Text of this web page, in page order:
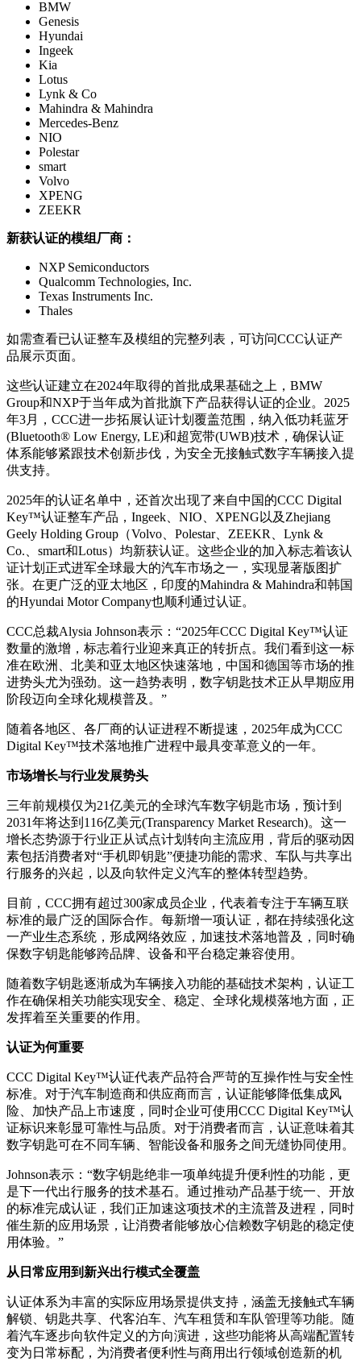
BMW
Genesis
Hyundai
Ingeek
Kia
Lotus
Lynk & Co
Mahindra & Mahindra
Mercedes-Benz
NIO
Polestar
smart
Volvo
XPENG
ZEEKR
新获认证的模组厂商：
NXP Semiconductors
Qualcomm Technologies, Inc.
Texas Instruments Inc.
Thales
如需查看已认证整车及模组的完整列表，可访问CCC认证产
品展示页面。
这些认证建立在2024年取得的首批成果基础之上，BMW
Group和NXP于当年成为首批旗下产品获得认证的企业。2025
年3月，CCC进一步拓展认证计划覆盖范围，纳入低功耗蓝牙
(Bluetooth® Low Energy, LE)和超宽带(UWB)技术，确保认证
体系能够紧跟技术创新步伐，为安全无接触式数字车辆接入提
供支持。
2025年的认证名单中，还首次出现了来自中国的CCC Digital
Key™认证整车产品，Ingeek、NIO、XPENG以及Zhejiang
Geely Holding Group（Volvo、Polestar、ZEEKR、Lynk &
Co.、smart和Lotus）均新获认证。这些企业的加入标志着该认
证计划正式进军全球最大的汽车市场之一，实现显著版图扩
张。在更广泛的亚太地区，印度的Mahindra & Mahindra和韩国
的Hyundai Motor Company也顺利通过认证。
CCC总裁Alysia Johnson表示：“2025年CCC Digital Key™认证
数量的激增，标志着行业迎来真正的转折点。我们看到这一标
准在欧洲、北美和亚太地区快速落地，中国和德国等市场的推
进势头尤为强劲。这一趋势表明，数字钥匙技术正从早期应用
阶段迈向全球化规模普及。”
随着各地区、各厂商的认证进程不断提速，2025年成为CCC
Digital Key™技术落地推广进程中最具变革意义的一年。
市场增长与行业发展势头
三年前规模仅为21亿美元的全球汽车数字钥匙市场，预计到
2031年将达到116亿美元(Transparency Market Research)。这一
增长态势源于行业正从试点计划转向主流应用，背后的驱动因
素包括消费者对“手机即钥匙”便捷功能的需求、车队与共享出
行服务的兴起，以及向软件定义汽车的整体转型趋势。
目前，CCC拥有超过300家成员企业，代表着专注于车辆互联
标准的最广泛的国际合作。每新增一项认证，都在持续强化这
一产业生态系统，形成网络效应，加速技术落地普及，同时确
保数字钥匙能够跨品牌、设备和平台稳定兼容使用。
随着数字钥匙逐渐成为车辆接入功能的基础技术架构，认证工
作在确保相关功能实现安全、稳定、全球化规模落地方面，正
发挥着至关重要的作用。
认证为何重要
CCC Digital Key™认证代表产品符合严苛的互操作性与安全性
标准。对于汽车制造商和供应商而言，认证能够降低集成风
险、加快产品上市速度，同时企业可使用CCC Digital Key™认
证标识来彰显可靠性与品质。对于消费者而言，认证意味着其
数字钥匙可在不同车辆、智能设备和服务之间无缝协同使用。
Johnson表示：“数字钥匙绝非一项单纯提升便利性的功能，更
是下一代出行服务的技术基石。通过推动产品基于统一、开放
的标准完成认证，我们正加速这项技术的主流普及进程，同时
催生新的应用场景，让消费者能够放心信赖数字钥匙的稳定使
用体验。”
从日常应用到新兴出行模式全覆盖
认证体系为丰富的实际应用场景提供支持，涵盖无接触式车辆
解锁、钥匙共享、代客泊车、汽车租赁和车队管理等功能。随
着汽车逐步向软件定义的方向演进，这些功能将从高端配置转
变为日常标配，为消费者便利性与商用出行领域创造新的机